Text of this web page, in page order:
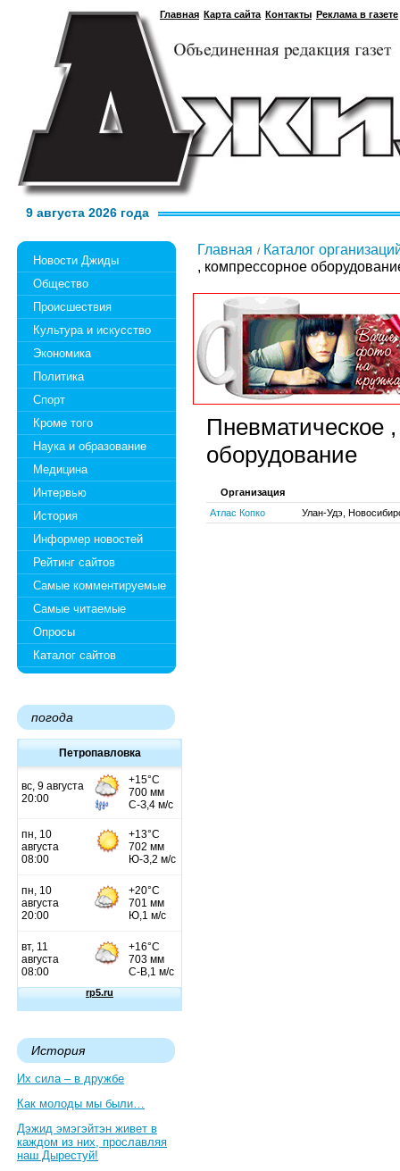
Главная Карта сайта Контакты Реклама в газете
9 августа 2026 года
Новости Джиды
Общество
Происшествия
Культура и искусство
Экономика
Политика
Спорт
Кроме того
Наука и образование
Медицина
Интервью
История
Информер новостей
Рейтинг сайтов
Самые комментируемые
Самые читаемые
Опросы
Каталог сайтов
погода
Петропавловка
История
Их сила – в дружбе
Как молоды мы были…
Дэжид эмэгэйтэн живет в
каждом из них, прославляя
наш Дырестуй!
Главная
Каталог
, компрессорное
Пневматическое
оборудование
Организация
Атлас Копко
Улан-Удэ,